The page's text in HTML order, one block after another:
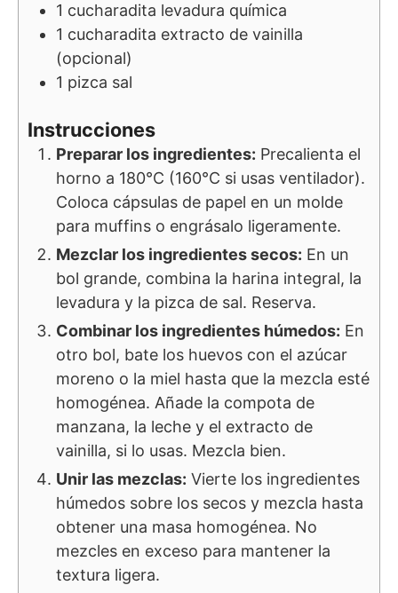
1 cucharadita levadura química
1 cucharadita extracto de vainilla
(opcional)
1 pizca sal
Instrucciones
Preparar los ingredientes: Precalienta el
horno a 180°C (160°C si usas ventilador).
Coloca cápsulas de papel en un molde
para muffins o engrásalo ligeramente.
Mezclar los ingredientes secos: En un
bol grande, combina la harina integral, la
levadura y la pizca de sal. Reserva.
Combinar los ingredientes húmedos: En
otro bol, bate los huevos con el azúcar
moreno o la miel hasta que la mezcla esté
homogénea. Añade la compota de
manzana, la leche y el extracto de
vainilla, si lo usas. Mezcla bien.
Unir las mezclas: Vierte los ingredientes
húmedos sobre los secos y mezcla hasta
obtener una masa homogénea. No
mezcles en exceso para mantener la
textura ligera.